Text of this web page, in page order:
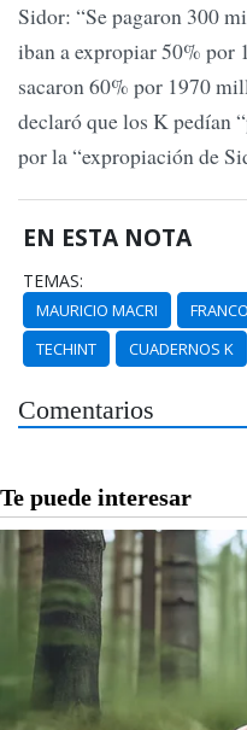
Sidor: “Se pagaron 300
iban a expropiar 50% por
sacaron 60% por 1970
declaró que los K pedían
por la “expropiación de
EN ESTA NOTA
TEMAS:
MAURICIO MACRI
TECHINT
CUADERNOS K
Comentarios